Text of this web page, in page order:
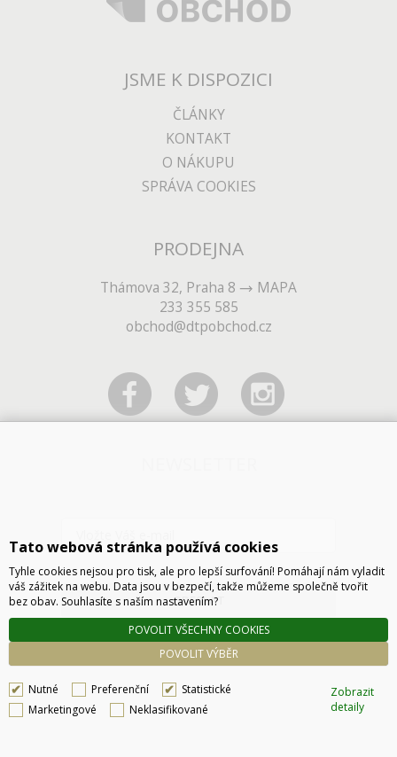
JSME K DISPOZICI
ČLÁNKY
KONTAKT
O NÁKUPU
SPRÁVA COOKIES
PRODEJNA
Thámova 32, Praha 8
MAPA
233 355 585
obchod@dtpobchod.cz
ODESLAT
Tato webová stránka používá cookies
Tyhle cookies nejsou pro tisk, ale pro lepší surfování! Pomáhají nám vyladit
váš zážitek na webu. Data jsou v bezpečí, takže můžeme společně tvořit
bez obav. Souhlasíte s naším nastavením?
POVOLIT VÝBĚR
POVOLIT VŠECHNY COOKIES
Nutné Preferenční
Statistické
Marketingové
Neklasifikované
Zobrazit
detaily